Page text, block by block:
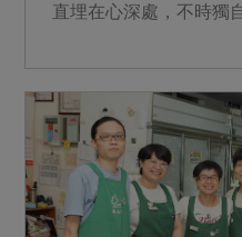
直埋在心深處，不時獨